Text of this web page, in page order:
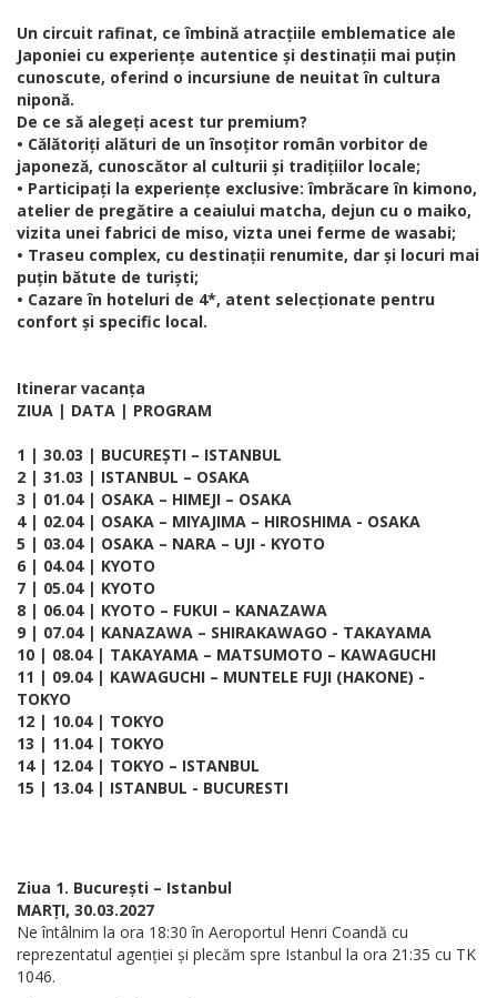
Un circuit rafinat, ce îmbină atracțiile emblematice ale
Japoniei cu experiențe autentice și destinații mai puțin
cunoscute, oferind o incursiune de neuitat în cultura
niponă.
De ce să alegeți acest tur premium?
• Călătoriți alături de un însoțitor român vorbitor de
japoneză, cunoscător al culturii și tradițiilor locale;
• Participați la experiențe exclusive: îmbrăcare în kimono,
atelier de pregătire a ceaiului matcha, dejun cu o maiko,
vizita unei fabrici de miso, vizta unei ferme de wasabi;
• Traseu complex, cu destinații renumite, dar și locuri mai
puțin bătute de turiști;
• Cazare în hoteluri de 4*, atent selecționate pentru
confort și specific local.
Itinerar vacanța
ZIUA | DATA | PROGRAM
1 | 30.03 | BUCUREȘTI – ISTANBUL
2 | 31.03 | ISTANBUL – OSAKA
3 | 01.04 | OSAKA – HIMEJI – OSAKA
4 | 02.04 | OSAKA – MIYAJIMA – HIROSHIMA - OSAKA
5 | 03.04 | OSAKA – NARA – UJI - KYOTO
6 | 04.04 | KYOTO
7 | 05.04 | KYOTO
8 | 06.04 | KYOTO – FUKUI – KANAZAWA
9 | 07.04 | KANAZAWA – SHIRAKAWAGO - TAKAYAMA
10 | 08.04 | TAKAYAMA – MATSUMOTO – KAWAGUCHI
11 | 09.04 | KAWAGUCHI – MUNTELE FUJI (HAKONE) -
TOKYO
12 | 10.04 | TOKYO
13 | 11.04 | TOKYO
14 | 12.04 | TOKYO – ISTANBUL
15 | 13.04 | ISTANBUL - BUCURESTI
Ziua 1. București – Istanbul
MARȚI, 30.03.2027
Ne întâlnim la ora 18:30 în Aeroportul Henri Coandă cu
reprezentatul agenției și plecăm spre Istanbul la ora 21:35 cu TK
1046.